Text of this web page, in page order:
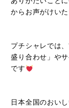
からお声がけいた
プチシャレでは
盛り合わせ」や
です
日本全国のおい